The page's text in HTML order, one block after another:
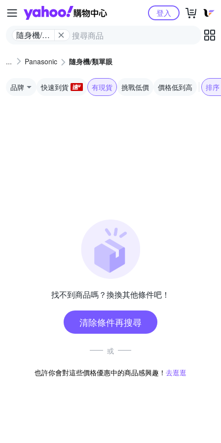
Yahoo購物中心
隨身機/類
登入
Panasonic 隨身機/類單眼
品牌 快速到貨 有現貨 挑戰低價 價格低到高 排序
找不到商品嗎？換換其他條件吧！
清除條件再搜尋
或
也許你會對這些價格優惠中的商品感興趣！ 去逛逛